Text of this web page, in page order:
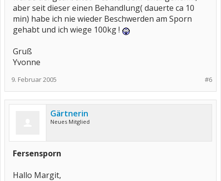
aber seit dieser einen Behandlung( dauerte ca 10
min) habe ich nie wieder Beschwerden am Sporn
gehabt und ich wiege 100kg !
Gruß
Yvonne
#6
9. Februar 2005
Gärtnerin
Neues Mitglied
Fersensporn
Hallo Margit,